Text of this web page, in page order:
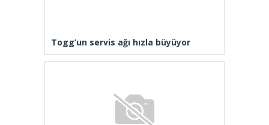
Togg’un servis ağı hızla büyüyor